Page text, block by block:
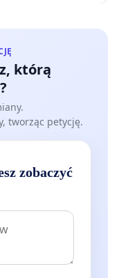
którą
tworząc petycję.
zobaczyć